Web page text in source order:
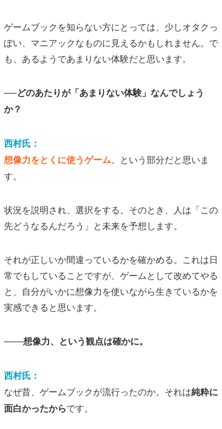
ゲームブックを知らない方にとっては、少しオタクっ
ぽい、マニアックなものに見えるかもしれません。で
も、あるようであまりない体験だと思います。
──どのあたりが「あまりない体験」なんでしょう
か？
西村氏：
想像力をとくに使うゲーム、 という部分だと思いま
す。
状況を説明され、選択をする。そのとき、人は「この
先どうなるんだろう」と未来を予想します。
それが正しいか間違っているかを確かめる。これは日
常でもしていることですが、ゲームとして改めてやる
と、自分がいかに想像力を使いながら生きているかを
実感できると思います。
───想像力、という観点は確かに。
西村氏：
なぜ昔、ゲームブックが流行ったのか。それは純粋に
面白かったからです。